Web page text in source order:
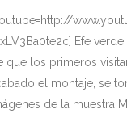
Efe
que los primeros
el montaje, se
de la muestra